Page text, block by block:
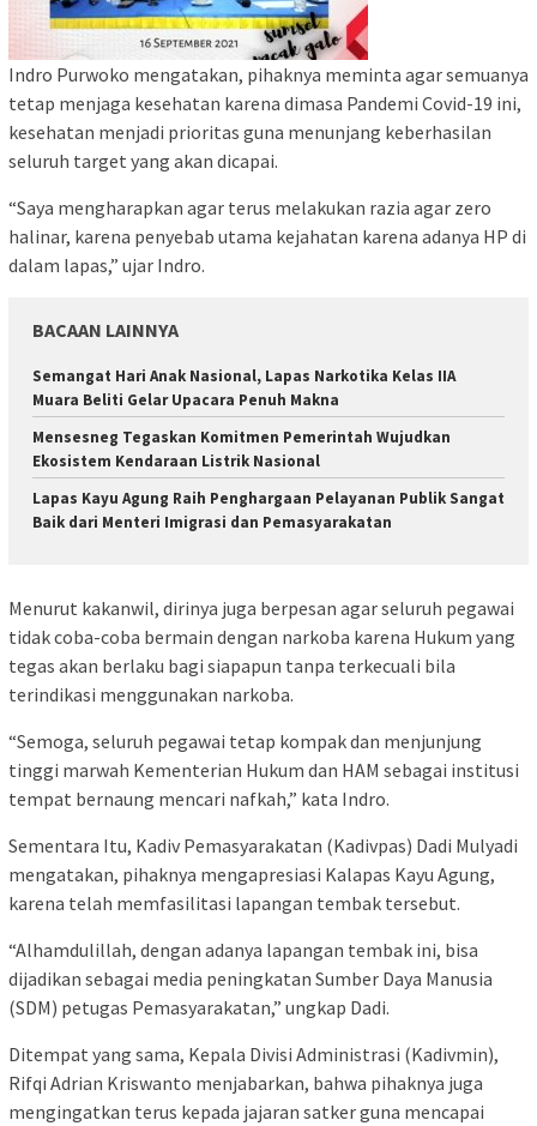
Indro Purwoko mengatakan, pihaknya meminta agar semuanya
tetap menjaga kesehatan karena dimasa Pandemi Covid-19 ini,
kesehatan menjadi prioritas guna menunjang keberhasilan
seluruh target yang akan dicapai.
“Saya mengharapkan agar terus melakukan razia agar zero
halinar, karena penyebab utama kejahatan karena adanya HP di
dalam lapas,” ujar Indro.
BACAAN LAINNYA
Semangat Hari Anak Nasional, Lapas Narkotika Kelas IIA
Muara Beliti Gelar Upacara Penuh Makna
Mensesneg Tegaskan Komitmen Pemerintah Wujudkan
Ekosistem Kendaraan Listrik Nasional
Lapas Kayu Agung Raih Penghargaan Pelayanan Publik Sangat
Baik dari Menteri Imigrasi dan Pemasyarakatan
Menurut kakanwil, dirinya juga berpesan agar seluruh pegawai
tidak coba-coba bermain dengan narkoba karena Hukum yang
tegas akan berlaku bagi siapapun tanpa terkecuali bila
terindikasi menggunakan narkoba.
“Semoga, seluruh pegawai tetap kompak dan menjunjung
tinggi marwah Kementerian Hukum dan HAM sebagai institusi
tempat bernaung mencari nafkah,” kata Indro.
Sementara Itu, Kadiv Pemasyarakatan (Kadivpas) Dadi Mulyadi
mengatakan, pihaknya mengapresiasi Kalapas Kayu Agung,
karena telah memfasilitasi lapangan tembak tersebut.
“Alhamdulillah, dengan adanya lapangan tembak ini, bisa
dijadikan sebagai media peningkatan Sumber Daya Manusia
(SDM) petugas Pemasyarakatan,” ungkap Dadi.
Ditempat yang sama, Kepala Divisi Administrasi (Kadivmin),
Rifqi Adrian Kriswanto menjabarkan, bahwa pihaknya juga
mengingatkan terus kepada jajaran satker guna mencapai